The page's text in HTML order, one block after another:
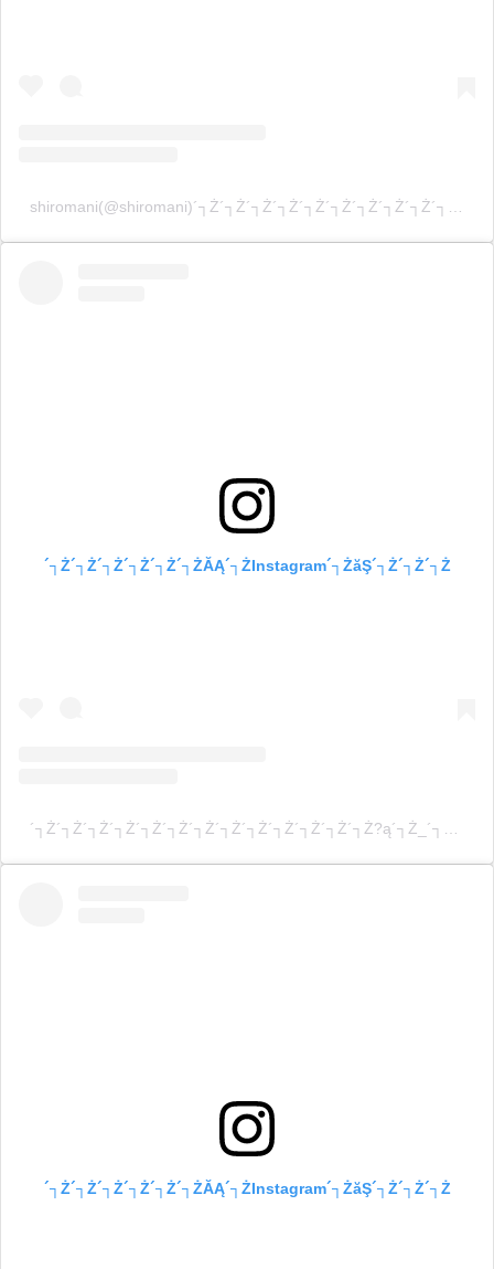
´┐Ż´┐Ż´┐Ż´┐Ż´┐Ż´┐ŻĂĄ´┐ŻInstagram´┐ŻăŞ´┐Ż´┐Ż´┐Ż
´┐Ż´┐Ż´┐Ż´┐Ż´┐Ż´┐ŻĂĄ´┐ŻInstagram´┐ŻăŞ´┐Ż´┐Ż´┐Ż